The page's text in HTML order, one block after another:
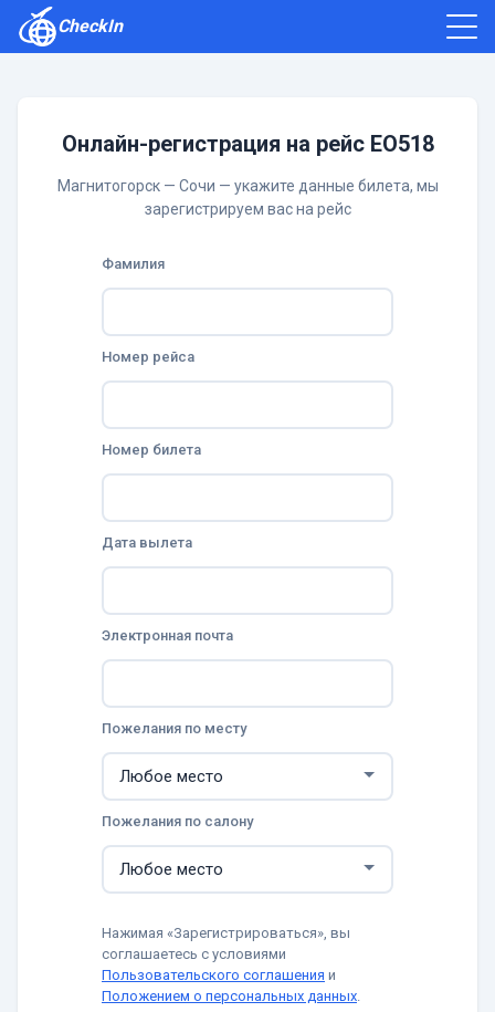
CheckIn
Онлайн-регистрация на рейс EO518
Магнитогорск — Сочи — укажите данные билета, мы
зарегистрируем вас на рейс
Фамилия
Номер рейса
Номер билета
Дата вылета
Электронная почта
Пожелания по месту
Пожелания по салону
Нажимая «Зарегистрироваться», вы
соглашаетесь с условиями
Пользовательского соглашения и
Положением о персональных данных.